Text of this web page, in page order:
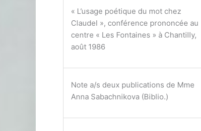
« L’usage poétique du mot chez
Claudel », conférence prononcée au
centre « Les Fontaines » à Chantilly,
août 1986
Note a/s deux publications de Mme
Anna Sabachnikova (Biblio.)